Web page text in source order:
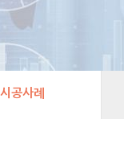
시공사례